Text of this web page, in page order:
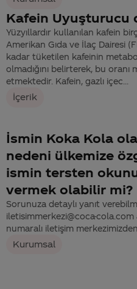
Kafein Uyuşturucu
Yüzyıllardır kullanılan kafein
Amerikan Gıda ve İlaç Dairesi
kadar tüketilen kafeinin
olmadığını belirterek, bu
etmektedir. Kafein, gazlı içec...
İçerik
İsmin Koka Kola
nedeni ülkemize
ismin tersten
vermek olabilir mi?
Sorunuza detaylı yanıt
iletisimmerkezi@coca-
numaralı iletişim
Kurumsal